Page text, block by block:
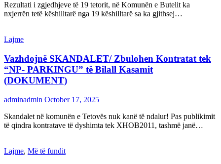
Rezultati i zgjedhjeve të 19 tetorit, në Komunën e Butelit ka
nxjerrën tetë këshilltarë nga 19 këshilltarë sa ka gjithsej…
Lajme
Vazhdojnë SKANDALET/ Zbulohen Kontratat tek
“NP- PARKINGU” të Bilall Kasamit
(DOKUMENT)
adminadmin October 17, 2025
Skandalet në komunën e Tetovës nuk kanë të ndalur! Pas publikimit
të qindra kontratave të dyshimta tek XHOB2011, tashmë janë…
Lajme, Më të fundit